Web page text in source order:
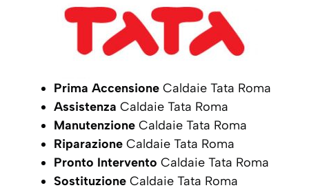
Prima Accensione Caldaie Tata Roma
Assistenza Caldaie Tata Roma
Manutenzione Caldaie Tata Roma
Riparazione Caldaie Tata Roma
Pronto Intervento Caldaie Tata Roma
Sostituzione Caldaie Tata Roma